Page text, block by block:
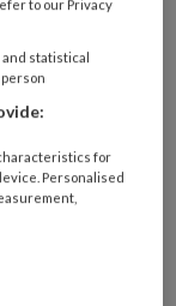
ervan
nog een
goed te
zijn dan
dan?
Vroeger
to our Privacy
statistical
for
Personalised